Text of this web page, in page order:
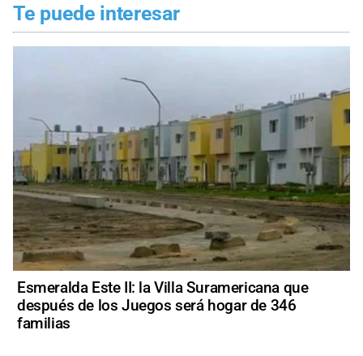
Te puede interesar
Esmeralda Este II: la Villa Suramericana que
después de los Juegos será hogar de 346
familias